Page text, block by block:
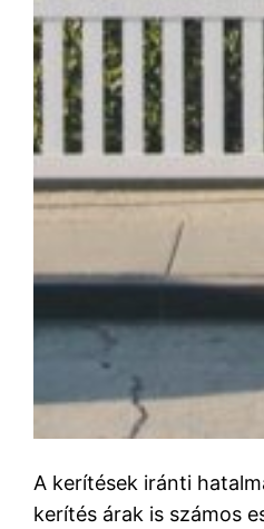
A kerítések iránti
kerítés árak is számos